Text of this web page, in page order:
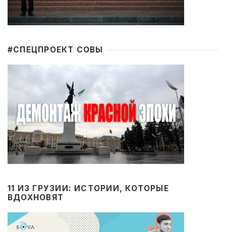
#CПЕЦПРОЕКТ СОВЫ
11 ИЗ ГРУЗИИ: ИСТОРИИ, КОТОРЫЕ
ВДОХНОВЯТ